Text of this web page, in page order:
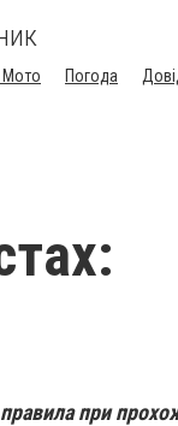
Мото Погода
при